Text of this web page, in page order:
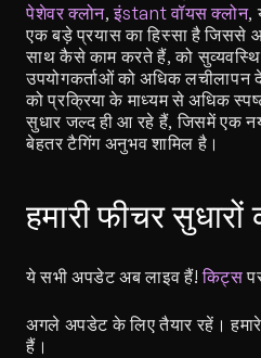
पेशेवर क्लोन, इंstant वॉयस क्लोन,
एक बड़े प्रयास का हिस्सा है
साथ कैसे काम करते हैं, को
उपयोगकर्ताओं को अधिक लचीलापन
को प्रक्रिया के माध्यम से अधिक
सुधार जल्द ही आ रहे हैं, जिसमें एक
बेहतर टैगिंग अनुभव शामिल है।
हमारी फीचर
ये सभी अपडेट अब लाइव हैं! किट्स
अगले अपडेट के लिए तैयार रहें।
हैं।